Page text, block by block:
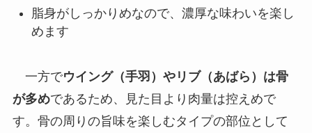
脂身がしっかりめなので、濃厚な味わいを楽し
めます
一方でウイング（手羽）やリブ（あばら）は骨
が多めであるため、見た目より肉量は控えめで
す。骨の周りの旨味を楽しむタイプの部位として